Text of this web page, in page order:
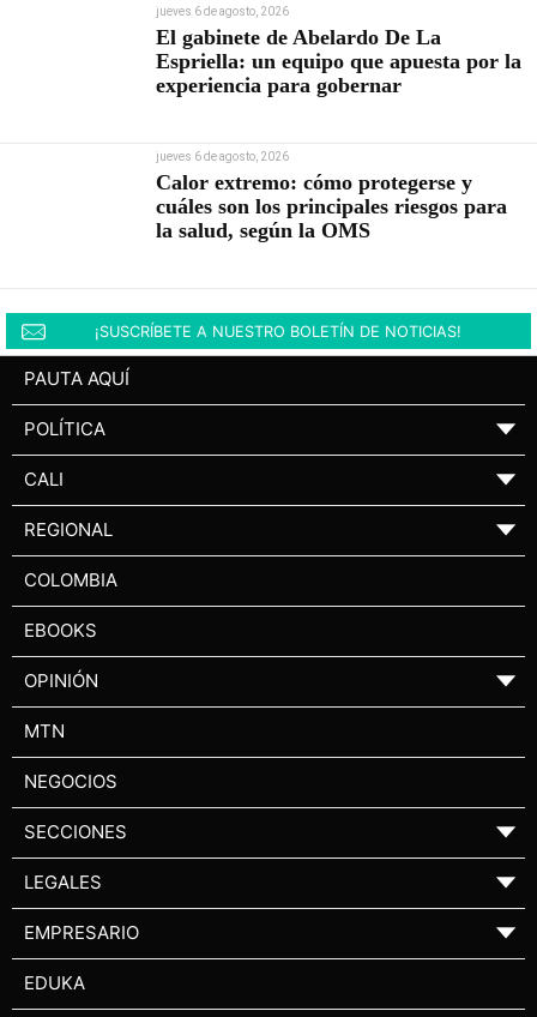
jueves 6 de agosto, 2026
El gabinete de Abelardo De La
Espriella: un equipo que apuesta por la
experiencia para gobernar
jueves 6 de agosto, 2026
Calor extremo: cómo protegerse y
cuáles son los principales riesgos para
la salud, según la OMS
¡SUSCRÍBETE A NUESTRO BOLETÍN DE NOTICIAS!
PAUTA AQUÍ
POLÍTICA ▼
CALI ▼
REGIONAL ▼
COLOMBIA
EBOOKS
OPINIÓN ▼
MTN
NEGOCIOS
SECCIONES ▼
LEGALES ▼
EMPRESARIO ▼
EDUKA